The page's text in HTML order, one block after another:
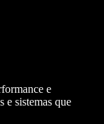
e
e sistemas que